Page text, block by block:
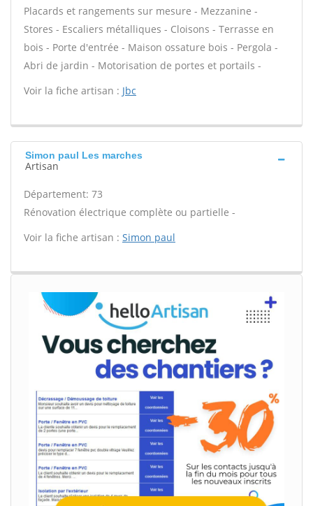
Placards et rangements sur mesure - Mezzanine -
Stores - Escaliers métalliques - Cloisons - Terrasse en
bois - Porte d'entrée - Maison ossature bois - Pergola -
Abri de jardin - Motorisation de portes et portails -
Voir la fiche artisan : Jbc
Simon paul Les marches
Artisan
Département: 73
Rénovation électrique complète ou partielle -
Voir la fiche artisan : Simon paul